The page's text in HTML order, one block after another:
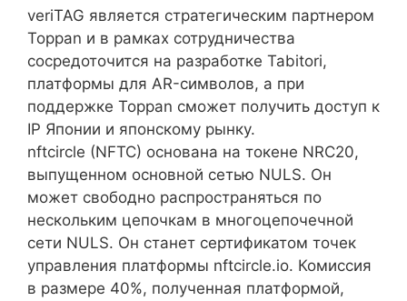
veriTAG является стратегическим партнером
Toppan и в рамках сотрудничества
сосредоточится на разработке Tabitori,
платформы для AR-символов, а при
поддержке Toppan сможет получить доступ к
IP Японии и японскому рынку.
nftcircle (NFTC) основана на токене NRC20,
выпущенном основной сетью NULS. Он
может свободно распространяться по
нескольким цепочкам в многоцепочечной
сети NULS. Он станет сертификатом точек
управления платформы nftcircle.io. Комиссия
в размере 40%, полученная платформой,